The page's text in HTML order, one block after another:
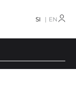
SI EN